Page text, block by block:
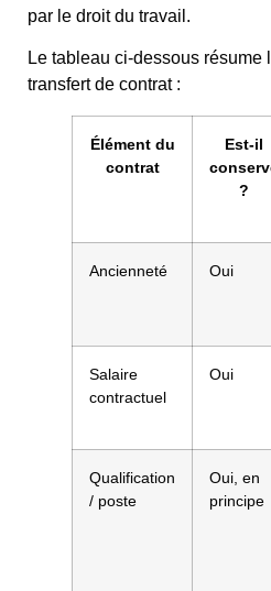
par le droit du travail.
Le tableau ci-dessous résume
transfert de contrat :
Élément du
contrat
Est-il
?
Ancienneté Oui
Salaire
contractuel
Oui
Qualification
/ poste
Oui, en
principe